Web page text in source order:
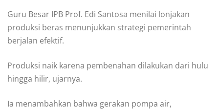
Guru Besar IPB Prof. Edi Santosa menilai lonjakan
produksi beras menunjukkan strategi pemerintah
berjalan efektif.
Produksi naik karena pembenahan dilakukan dari hulu
hingga hilir, ujarnya.
Ia menambahkan bahwa gerakan pompa air,